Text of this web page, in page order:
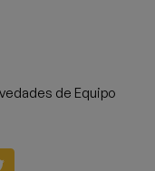
de Equipo